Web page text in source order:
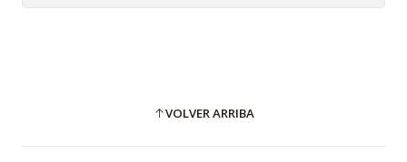
VOLVER ARRIBA